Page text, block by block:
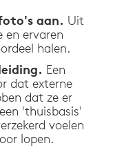
aan. Uit
en ervaren
halen.
Een
dat externe
dat ze er
'thuisbasis'
voelen
lopen.